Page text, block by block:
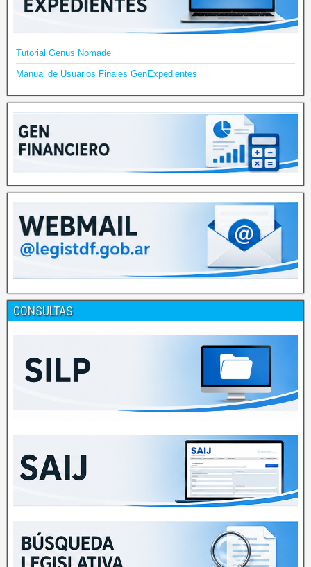
Tutorial Genus Nomade
Manual de Usuarios Finales GenExpedientes
CONSULTAS